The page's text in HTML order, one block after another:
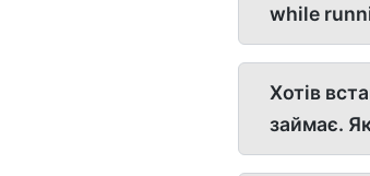
while
Хотів
займає.